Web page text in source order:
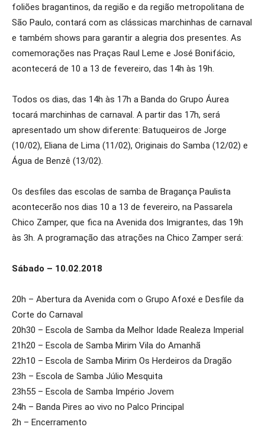
foliões bragantinos, da região e da região metropolitana de
São Paulo, contará com as clássicas marchinhas de carnaval
e também shows para garantir a alegria dos presentes. As
comemorações nas Praças Raul Leme e José Bonifácio,
acontecerá de 10 a 13 de fevereiro, das 14h às 19h.
Todos os dias, das 14h às 17h a Banda do Grupo Áurea
tocará marchinhas de carnaval. A partir das 17h, será
apresentado um show diferente: Batuqueiros de Jorge
(10/02), Eliana de Lima (11/02), Originais do Samba (12/02) e
Água de Benzê (13/02).
Os desfiles das escolas de samba de Bragança Paulista
acontecerão nos dias 10 a 13 de fevereiro, na Passarela
Chico Zamper, que fica na Avenida dos Imigrantes, das 19h
às 3h. A programação das atrações na Chico Zamper será:
Sábado – 10.02.2018
20h – Abertura da Avenida com o Grupo Afoxé e Desfile da
Corte do Carnaval
20h30 – Escola de Samba da Melhor Idade Realeza Imperial
21h20 – Escola de Samba Mirim Vila do Amanhã
22h10 – Escola de Samba Mirim Os Herdeiros da Dragão
23h – Escola de Samba Júlio Mesquita
23h55 – Escola de Samba Império Jovem
24h – Banda Pires ao vivo no Palco Principal
2h – Encerramento